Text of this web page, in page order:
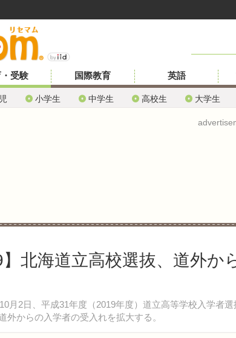
受験
小学生 中学生 高校生 大学生
国際教育 英語
】北海道立高校選抜、道外か
月2日、平成31年度（2019年度）道立高等学校入学者
外からの入学者の受入れを拡大する。